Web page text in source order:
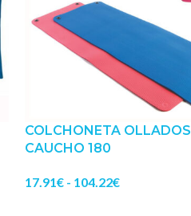
COLCHONETA OLLADOS
CAUCHO 180
17.91€ - 104.22€